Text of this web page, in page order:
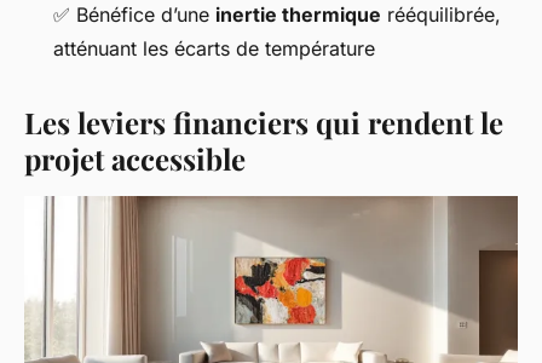
✅ Bénéfice d’une inertie thermique rééquilibrée,
atténuant les écarts de température
Les leviers financiers qui rendent le
projet accessible